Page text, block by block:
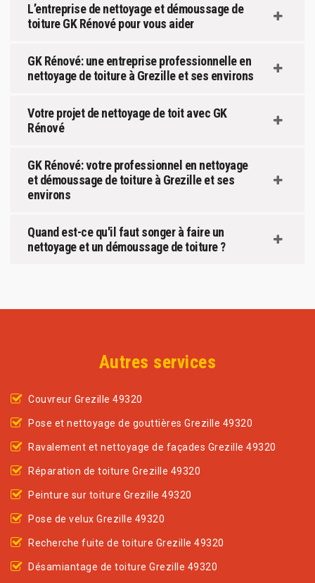
L’entreprise de nettoyage et démoussage de
toiture GK Rénové pour vous aider
GK Rénové: une entreprise professionnelle en
nettoyage de toiture à Grezille et ses environs
Votre projet de nettoyage de toit avec GK
Rénové
GK Rénové: votre professionnel en nettoyage
et démoussage de toiture à Grezille et ses
environs
Quand est-ce qu'il faut songer à faire un
nettoyage et un démoussage de toiture ?
Autres services
Couvreur Grezille 49320
Pose et nettoyage de gouttières Grezille 49320
Ravalement et nettoyage de façades Grezille 49320
Réparation de toiture Grezille 49320
Peinture sur toiture Grezille 49320
Pose de velux Grezille 49320
Recherche fuite de toiture Grezille 49320
Désamiantage de toiture Grezille 49320